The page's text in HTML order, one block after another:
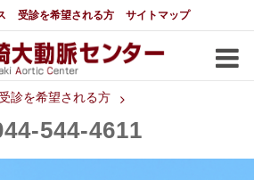
受診を希望される方 サイトマップ
診を希望される方
544 4611
大動脈センターについて
メディアでの紹介
都道府県別紹介病院